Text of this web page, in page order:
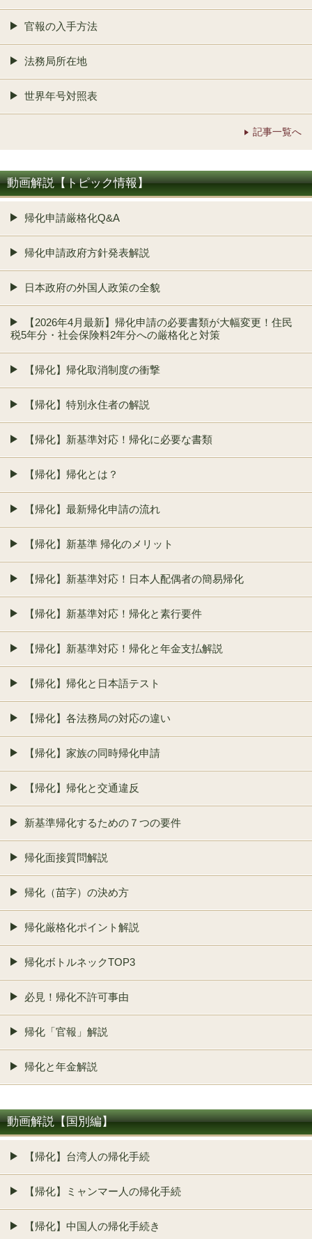
官報の入手方法
法務局所在地
世界年号対照表
記事一覧へ
動画解説【トピック情報】
帰化申請厳格化Q&A
帰化申請政府方針発表解説
日本政府の外国人政策の全貌
【2026年4月最新】帰化申請の必要書類が大幅変更！住民
税5年分・社会保険料2年分への厳格化と対策
【帰化】帰化取消制度の衝撃
【帰化】特別永住者の解説
【帰化】新基準対応！帰化に必要な書類
【帰化】帰化とは？
【帰化】最新帰化申請の流れ
【帰化】新基準 帰化のメリット
【帰化】新基準対応！日本人配偶者の簡易帰化
【帰化】新基準対応！帰化と素行要件
【帰化】新基準対応！帰化と年金支払解説
【帰化】帰化と日本語テスト
【帰化】各法務局の対応の違い
【帰化】家族の同時帰化申請
【帰化】帰化と交通違反
新基準帰化するための７つの要件
帰化面接質問解説
帰化（苗字）の決め方
帰化厳格化ポイント解説
帰化ボトルネックTOP3
必見！帰化不許可事由
帰化「官報」解説
帰化と年金解説
動画解説【国別編】
【帰化】台湾人の帰化手続
【帰化】ミャンマー人の帰化手続
【帰化】中国人の帰化手続き